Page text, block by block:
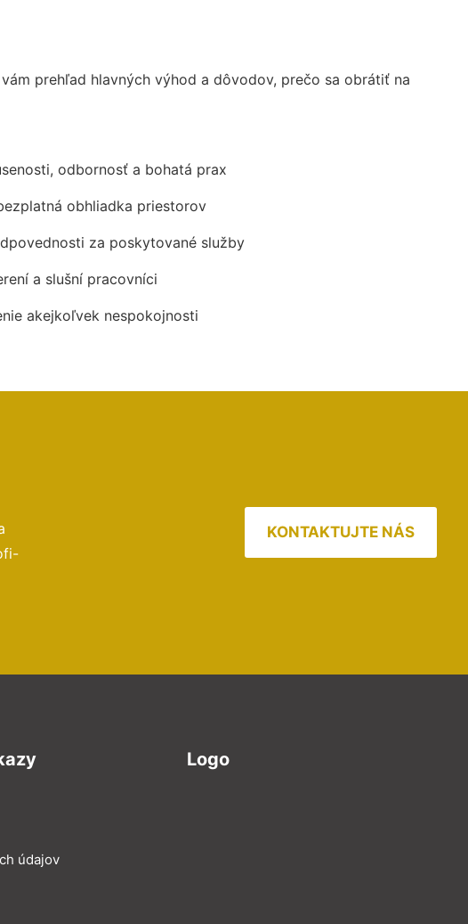
prehľad hlavných výhod a dôvodov, prečo sa obrátiť na
odbornosť a bohatá prax
obhliadka priestorov
za poskytované služby
a slušní pracovníci
akejkoľvek nespokojnosti
KONTAKTUJTE NÁS
údajov
Logo